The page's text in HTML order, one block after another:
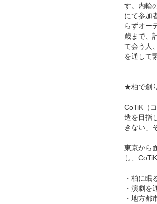
す。内輪
にて参加
らずオー
歳まで、
て会う人
を通して
★柏で創
CoTiK（
造を目指
きない」
東京から
し、
・柏に眠
・演劇を
・地方都